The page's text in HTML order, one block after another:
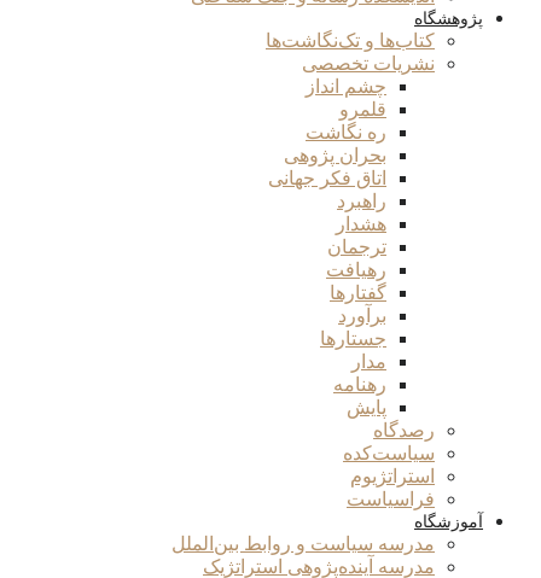
پژوهشگاه
کتاب‌ها و تک‌نگاشت‌ها
نشریات تخصصی
چشم انداز
قلمرو
ره نگاشت
بحران پژوهی
اتاق فکر جهانی
راهبرد
هشدار
ترجمان
رهیافت
گفتارها
برآورد
جستارها
مدار
رهنامه
پایش
رصدگاه
سیاست‌کده
استراتژیوم
فراسیاست
آموزشگاه
مدرسه سیاست و روابط بین‌الملل
مدرسه آینده‌پژوهی استراتژیک